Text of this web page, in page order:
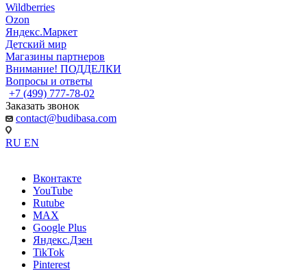
Wildberries
Ozon
Яндекс.Маркет
Детский мир
Магазины партнеров
Внимание! ПОДДЕЛКИ
Вопросы и ответы
+7 (499) 777-78-02
Заказать звонок
contact@budibasa.com
RU EN
Вконтакте
YouTube
Rutube
MAX
Google Plus
Яндекс.Дзен
TikTok
Pinterest